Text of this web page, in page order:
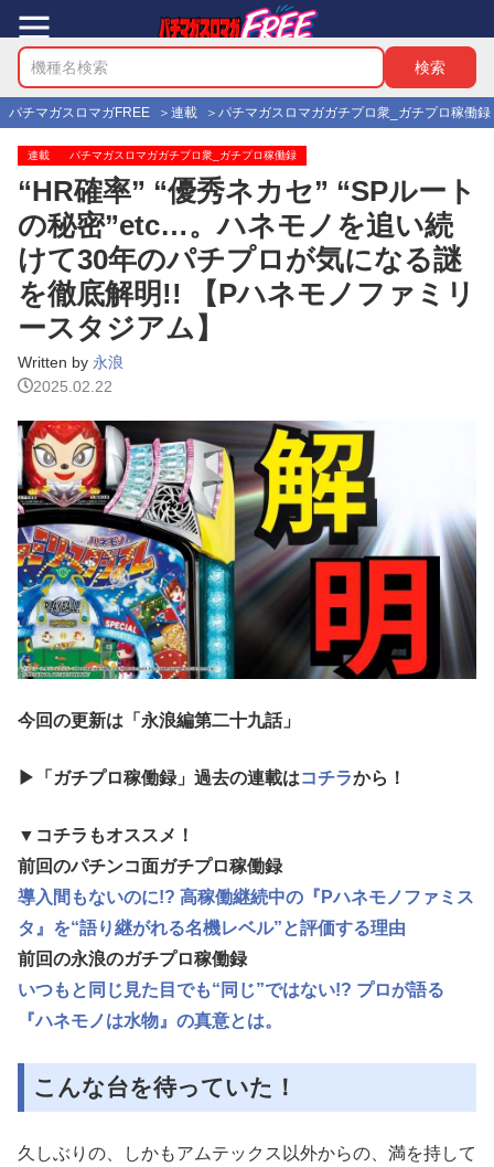
パチマガスロマガFREE 連載 パチマガスロマガガチプロ衆_ガチプロ稼働録
連載 パチマガスロマガガチプロ衆_ガチプロ稼働録
“HR確率” “優秀ネカセ” “SPルート
の秘密”etc…。ハネモノを追い続
けて30年のパチプロが気になる謎
を徹底解明!! 【Pハネモノファミリ
ースタジアム】
Written by 永浪
2025.02.22
今回の更新は「永浪編第二十九話」
▶「ガチプロ稼働録」過去の連載はコチラから！
▼コチラもオススメ！
前回のパチンコ面ガチプロ稼働録
導入間もないのに!? 高稼働継続中の『Pハネモノファミス
タ』を“語り継がれる名機レベル”と評価する理由
前回の永浪のガチプロ稼働録
いつもと同じ見た目でも“同じ”ではない!? プロが語る
『ハネモノは水物』の真意とは。
こんな台を待っていた！
久しぶりの、しかもアムテックス以外からの、満を持して